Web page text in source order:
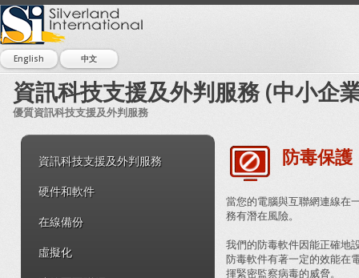
English 中文
資訊科技支援及外判服務 (中小企
優質資訊科技支援及外判服務
資訊科技支援及外判服務
硬件和軟件
在線備份
虛擬化
防毒保護
當您的電腦與互聯網連線在
務有潛在風險。
我們的防毒軟件因能正確地
防毒軟件有著一定的效能在
揮緊密監察病毒的威脅。